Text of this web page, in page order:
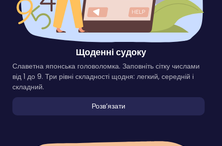
Щоденні судоку
Славетна японська головоломка. Заповніть сітку числами
від 1 до 9. Три рівні складності щодня: легкий, середній і
складний.
Розвʼязати